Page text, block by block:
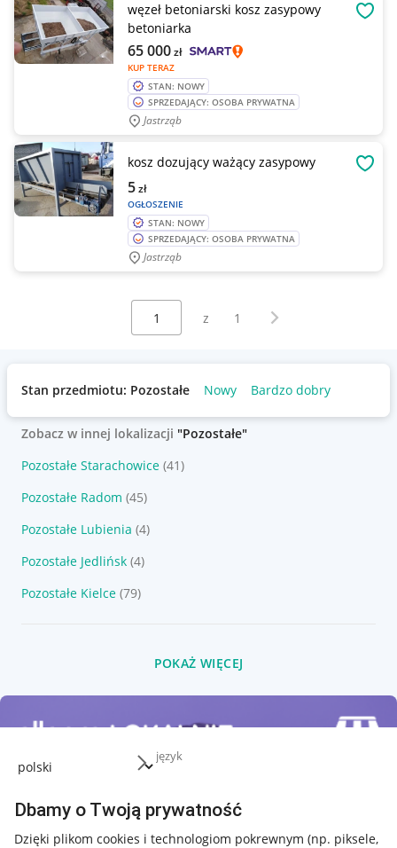
język
Dbamy o Twoją prywatność
Dzięki plikom cookies i technologiom pokrewnym (np. piksele,
węzeł betoniarski kosz zasypowy
betoniarka
KUP TERAZ
65 000zł
STAN: NOWY
SPRZEDAJĄCY: OSOBA PRYWATNA
Jastrząb
kosz dozujący ważący zasypowy
OGŁOSZENIE
5zł
STAN: NOWY
SPRZEDAJĄCY: OSOBA PRYWATNA
Jastrząb
Wybierz stronę:
z 1 Następna strona
Stan przedmiotu: Pozostałe Nowy Bardzo dobry
Zobacz w innej lokalizacji "Pozostałe"
Pozostałe Starachowice (41)
Pozostałe Radom (45)
Pozostałe Lubienia (4)
Pozostałe Jedlińsk (4)
Pozostałe Kielce (79)
POKAŻ WIĘCEJ